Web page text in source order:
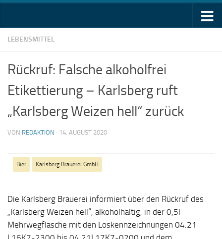
LEBENSMITTEL
Rückruf: Falsche alkoholfrei
Etikettierung – Karlsberg ruft
„Karlsberg Weizen hell“ zurück
VON REDAKTION · 14. AUGUST 2020
Bier Karlsberg Brauerei GmbH
Die Karlsberg Brauerei informiert über den Rückruf des
„Karlsberg Weizen hell“, alkoholhaltig, in der 0,5l
Mehrwegflasche mit den Loskennzeichnungen 04.21